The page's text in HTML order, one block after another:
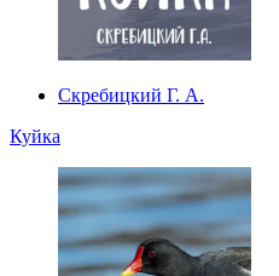
Скребицкий Г. А.
Куйка